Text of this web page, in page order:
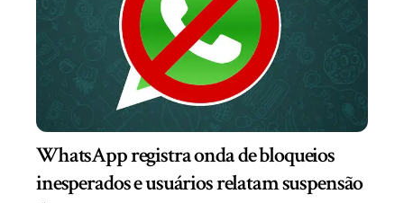
WhatsApp registra onda de bloqueios
inesperados e usuários relatam suspensão